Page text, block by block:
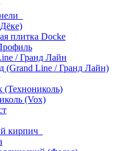
плитка Docke
/ Гранд Лайн
(Grand Line / Гранд Лайн)
(Технониколь)
(Vox)
кирпич